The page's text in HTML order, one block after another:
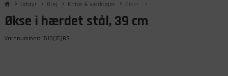
Udstyr Grej Knive & værktøjer Økser
Økse i hærdet stål, 39 cm
Varenummer: 1510(15)B3